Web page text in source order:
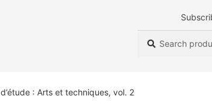
Search
: Arts et techniques, vol. 2